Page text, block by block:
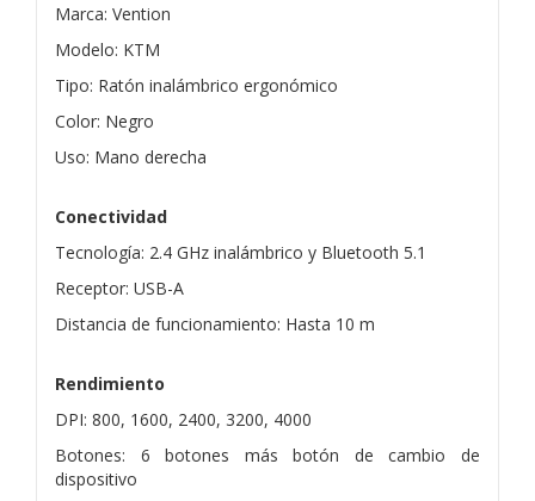
Marca: Vention
Modelo: KTM
Tipo: Ratón inalámbrico ergonómico
Color: Negro
Uso: Mano derecha
Conectividad
Tecnología: 2.4 GHz inalámbrico y Bluetooth 5.1
Receptor: USB-A
Distancia de funcionamiento: Hasta 10 m
Rendimiento
DPI: 800, 1600, 2400, 3200, 4000
Botones: 6 botones más botón de cambio de
dispositivo